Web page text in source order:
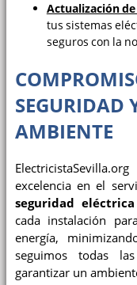
Actualización
tus sistemas
seguros con la
SEGURIDAD
AMBIENTE
excelencia en el
seguridad eléctrica
cada instalación
energía,
seguimos todas
garantizar un